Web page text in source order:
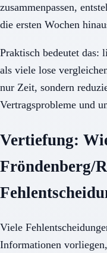
zusammenpassen,
die ersten Wochen
Praktisch bedeutet das:
als viele lose
nur Zeit, sondern
Vertragsprobleme und
Vertiefung:
Fröndenberg/
Viele
Informationen